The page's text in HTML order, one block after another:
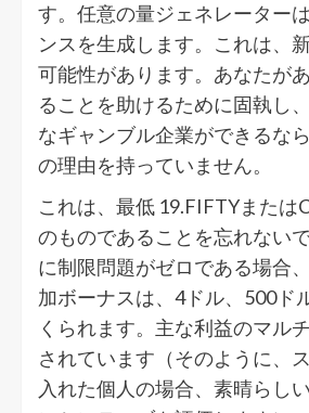
す。任意の量ジェネレーター
ンスを生成します。これは、
可能性があります。あなたが
ることを助けるために固執し
なギャンブル企業ができるな
の理由を持っていません。
これは、最低 19.FIFTYまたは
のものであることを忘れない
に制限問題がゼロである場合
加ボーナスは、4ドル、500ド
くられます。主な利益のマル
されています（そのように、
入れた個人の場合、素晴らし